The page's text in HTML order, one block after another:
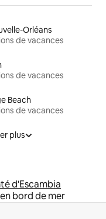
Orléans
de vacances
de vacances
Beach
de vacances
plus
d'Escambia
bord de mer